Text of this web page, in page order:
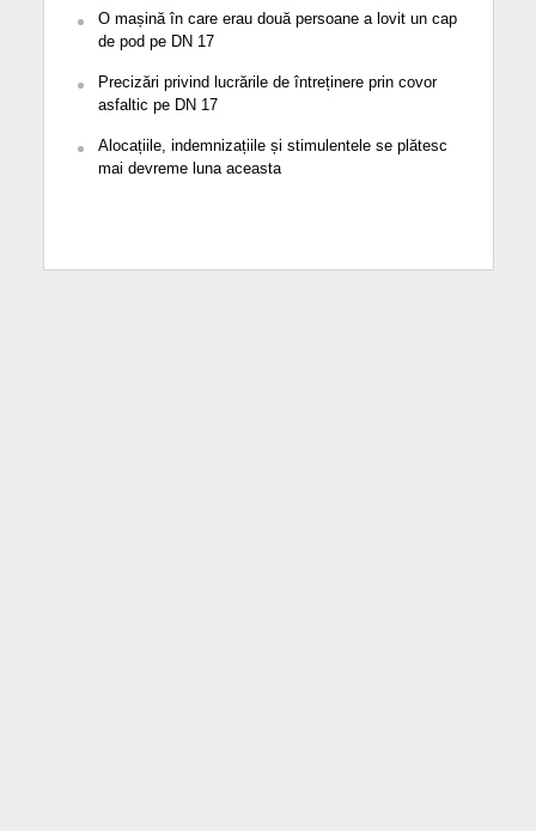
O mașină în care erau două persoane a lovit un cap
de pod pe DN 17
Precizări privind lucrările de întreținere prin covor
asfaltic pe DN 17
Alocațiile, indemnizațiile și stimulentele se plătesc
mai devreme luna aceasta